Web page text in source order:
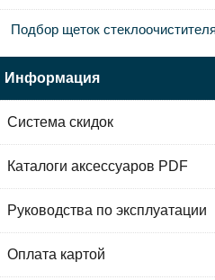
Подбор щеток стеклоочистителя
Информация
Система скидок
Каталоги аксессуаров PDF
Руководства по эксплуатации
Оплата картой